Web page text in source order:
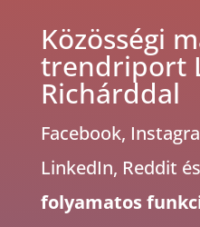
Közösségi
trendriport
Richárddal
Facebook,
LinkedIn, Reddit
folyamatos